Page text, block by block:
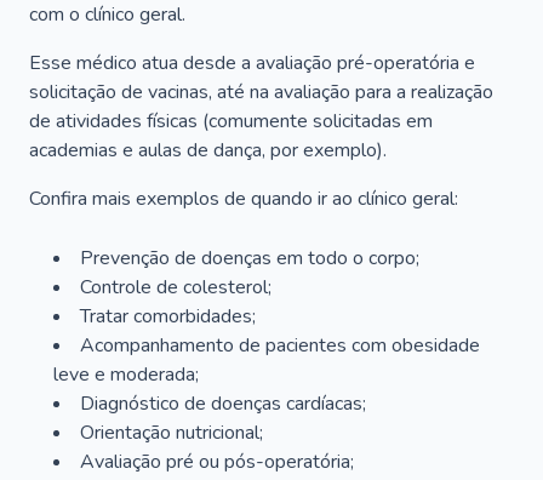
com o clínico geral.
Esse médico atua desde a avaliação pré-operatória e
solicitação de vacinas, até na avaliação para a realização
de atividades físicas (comumente solicitadas em
academias e aulas de dança, por exemplo).
Confira mais exemplos de quando ir ao clínico geral:
Prevenção de doenças em todo o corpo;
Controle de colesterol;
Tratar comorbidades;
Acompanhamento de pacientes com obesidade
leve e moderada;
Diagnóstico de doenças cardíacas;
Orientação nutricional;
Avaliação pré ou pós-operatória;